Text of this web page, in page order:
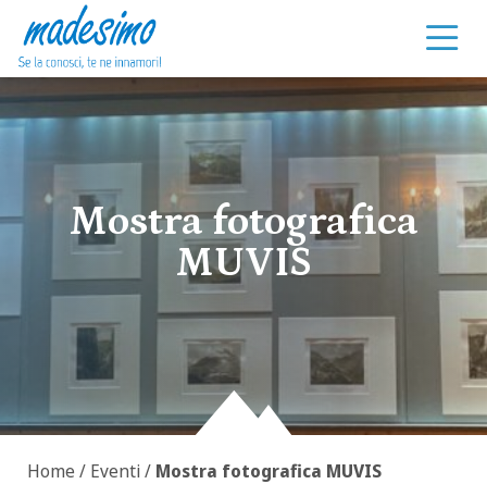
Vai al contenuto
Mostra fotografica
MUVIS
Home / Eventi/ Mostra fotografica MUVIS